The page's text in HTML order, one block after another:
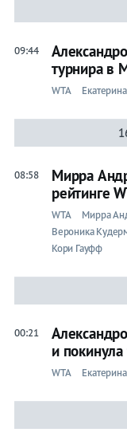
09:44
турнира в
WTA
08:58
Мирра
рейтинге
WTA Мирра
Вероника
Кори Гауфф
00:21
и
WTA